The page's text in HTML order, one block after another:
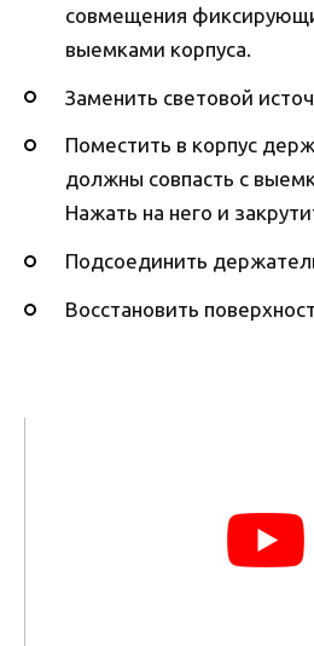
совмещения
выемками корпуса.
Заменить световой
Поместить в корпус
должны совпасть с
Нажать на него и
Подсоединить
Восстановить